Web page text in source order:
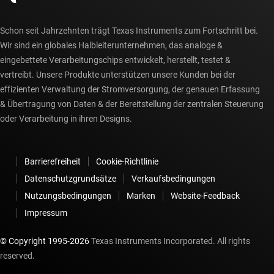
Schon seit Jahrzehnten trägt Texas Instruments zum Fortschritt bei.
Wir sind ein globales Halbleiterunternehmen, das analoge &
eingebettete Verarbeitungschips entwickelt, herstellt, testet &
vertreibt. Unsere Produkte unterstützen unsere Kunden bei der
effizienten Verwaltung der Stromversorgung, der genauen Erfassung
& Übertragung von Daten & der Bereitstellung der zentralen Steuerung
oder Verarbeitung in ihren Designs.
Barrierefreiheit
Cookie-Richtlinie
Datenschutzgrundsätze
Verkaufsbedingungen
Nutzungsbedingungen
Marken
Website-Feedback
Impressum
© Copyright 1995-2026Texas Instruments Incorporated. All rights
reserved.